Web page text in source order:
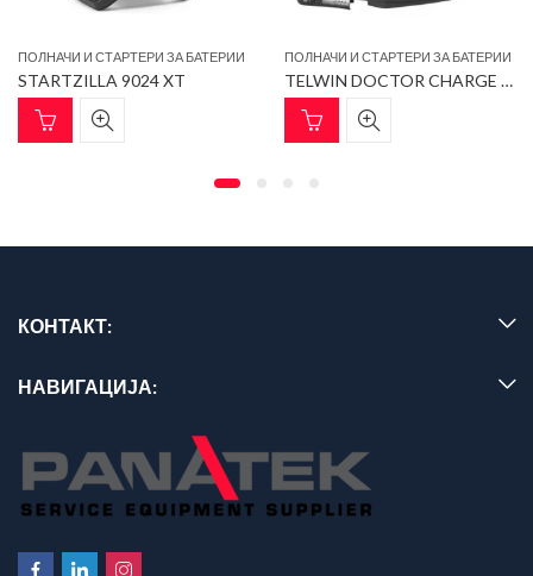
ПОЛНАЧИ И СТАРТЕРИ ЗА БАТЕРИИ
STARTZILLA 9024 XT
ПОЛНАЧИ И СТАРТЕРИ ЗА БАТЕРИИ
TELWIN DOCTOR CHARGE 130
КОНТАКТ:
НАВИГАЦИЈА: